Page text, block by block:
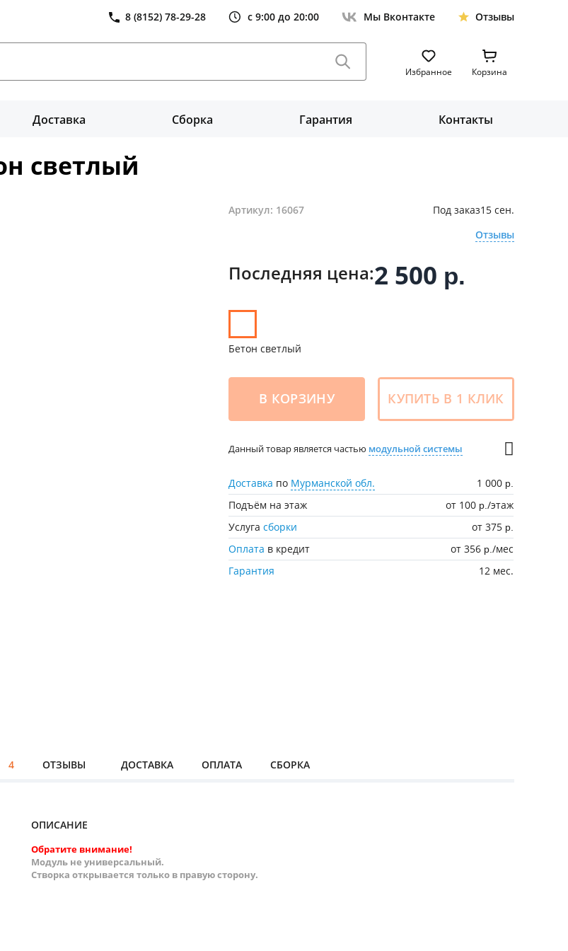
8 (8152) 78-29-28 с 9:00 до 20:00 Мы Вконтакте Отзывы
Избранное Корзина
Доставка Сборка Гарантия Контакты
светлый
Артикул: 16067 Под заказ15 сен.
Отзывы
Последняя цена:2 500 р.
Бетон светлый
В КОРЗИНУ КУПИТЬ В 1 КЛИК
Данный товар является частью модульной системы
Доставка по Мурманской обл. 1 000 р.
Подъём на этаж от 100 р./этаж
Услугасборки от 375 р.
Оплата в кредит от 356 р./мес
Гарантия
12 мес.
4 ОТЗЫВЫ ДОСТАВКА ОПЛАТА СБОРКА
ОПИСАНИЕ
Обратите внимание!
Модуль не универсальный.
Створка открывается только в правую сторону.